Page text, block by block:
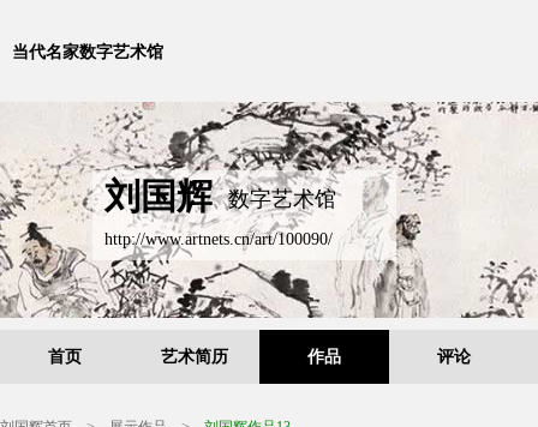
当代名家数字艺术馆
刘国辉 数字艺术馆
http://www.artnets.cn/art/100090/
首页 艺术简历 作品 评论